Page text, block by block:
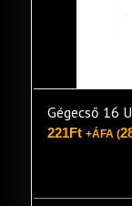
Gégecső 16
221Ft +ÁFA (